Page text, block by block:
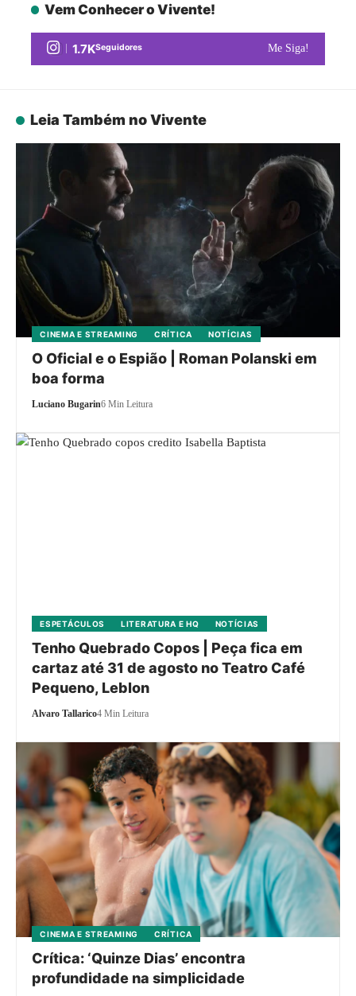
Vem Conhecer o Vivente!
1.7KSeguidores Me Siga!
Leia Também no Vivente
CINEMA E STREAMING CRÍTICA NOTÍCIAS
O Oficial e o Espião | Roman Polanski em
boa forma
Luciano Bugarin6 Min Leitura
ESPETÁCULOS LITERATURA E HQ NOTÍCIAS
Tenho Quebrado Copos | Peça fica em
cartaz até 31 de agosto no Teatro Café
Pequeno, Leblon
Alvaro Tallarico4 Min Leitura
CINEMA E STREAMING CRÍTICA
Crítica: ‘Quinze Dias’ encontra
profundidade na simplicidade